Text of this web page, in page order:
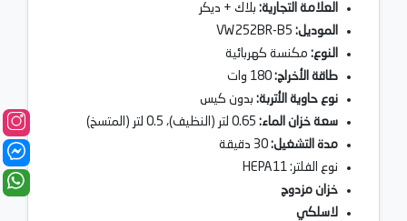
العلامة التجارية: بلاك + ديكر
الموديل:
النوع: مكنسة كهربائية
طاقة الأخراج: 180 وات
نوع حاوية الأتربة: بدون كيس
سعة خزان الماء:
مدة التشغيل:
نوع الفلتر: HEPA11
خزان مزدوج
لاسلكي